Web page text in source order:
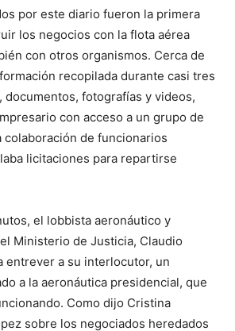
por este diario fueron la primera
los negocios con la flota aérea
con otros organismos. Cerca de
recopilada durante casi tres
documentos, fotografías y videos,
con acceso a un grupo de
colaboración de funcionarios
licitaciones para repartirse
el lobbista aeronáutico y
Ministerio de Justicia, Claudio
entrever a su interlocutor, un
a la aeronáutica presidencial, que
Como dijo Cristina
sobre los negociados heredados